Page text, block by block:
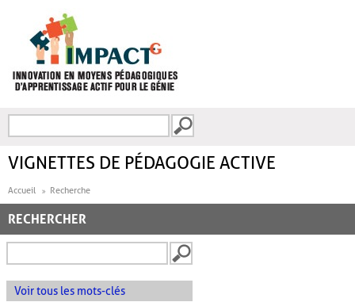
FORMULAIRE DE
VIGNETTES DE PÉDAGOGIE ACTIVE
Accueil Recherche
RECHERCHER
Voir tous les mots-clés